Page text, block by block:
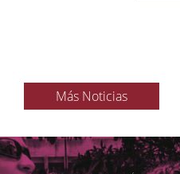
Más Noticias